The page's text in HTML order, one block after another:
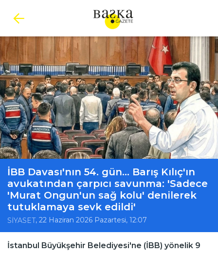
İBB Davası'nın 54. gün... Barış Kılıç'ın
avukatından çarpıcı savunma: 'Sadece
'Murat Ongun'un sağ kolu' denilerek
tutuklamaya sevk edildi'
SİYASET, 22 Haziran 2026 Pazartesi, 12:07
İstanbul Büyükşehir Belediyesi'ne (İBB) yönelik 9